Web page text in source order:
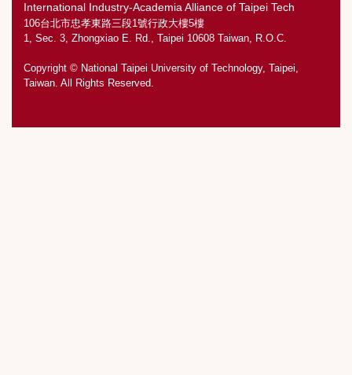
International Industry-Academia Alliance of Taipei Tech
106台北市忠孝東路三段1號行政大樓5樓
1, Sec. 3, Zhongxiao E. Rd., Taipei 10608 Taiwan, R.O.C.
Copyright © National Taipei University of Technology, Taipei,
Taiwan. All Rights Reserved.